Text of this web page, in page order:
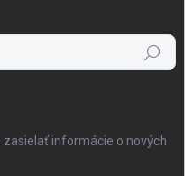
Hľadať
informácie o nových